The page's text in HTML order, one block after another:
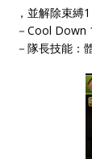
，並解除束縛
－Cool Down
－隊長技能：